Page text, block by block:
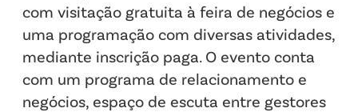
com visitação gratuita à feira de negócios e
uma programação com diversas atividades,
mediante inscrição paga. O evento conta
com um programa de relacionamento e
negócios, espaço de escuta entre gestores